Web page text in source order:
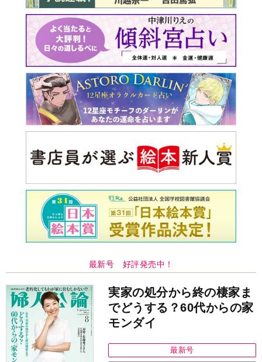
最新号 好評発売中！
実家の処分から終の棲家ま
モンダイ
バックナンバー